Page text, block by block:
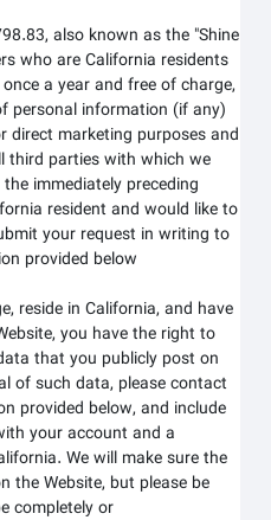
also known as the "Shine
who are California residents
once a year and free of charge,
personal information (if any)
direct marketing purposes and
third parties with which we
the immediately preceding
resident and would like to
your request in writing to
provided below.
reside in California, and have
Website, you have the right to
that you publicly post on
of such data, please contact
provided below, and include
your account and a
We will make sure the
on theWebsite, but please be
completely or